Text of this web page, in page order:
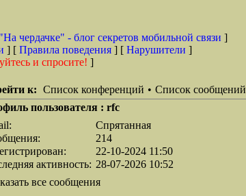
"На чердачке" - блог секретов мобильной связи ]
] [ Правила поведения ] [ Нарушители ]
и спросите! ]
к: Список конференций • Список сообщений
пользователя : rfc
Спрятанная
214
22-10-2024 11:50
активность: 28-07-2026 10:52
все сообщения